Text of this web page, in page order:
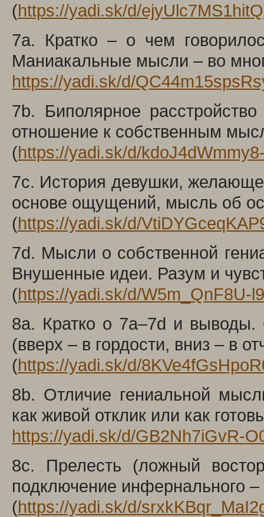
(https://yadi.sk/d/ejyUlc7MS1hitQ
7a. Кратко – о чем
Маниакальные мысли – во
https://yadi.sk/d/
7b. Биполярное
отношение к собственным
(https://yadi.sk/d/
7c. История девушки,
основе ощущений, мысль об
(https://yadi.sk/d/
7d. Мысли о собственной
Внушенные идеи. Разум и
(https://yadi.sk/d/W5m_QnF8U-
8a. Кратко о 7a–7d и
(вверх – в гордости, вниз – в
(https://yadi.sk/d/
8b. Отличие гениальной
как живой отклик или как
https://yadi.sk/d/GB2Nh7iGvR-
8c. Прелесть (ложный
подключение инфернального –
(https://yadi.sk/d/